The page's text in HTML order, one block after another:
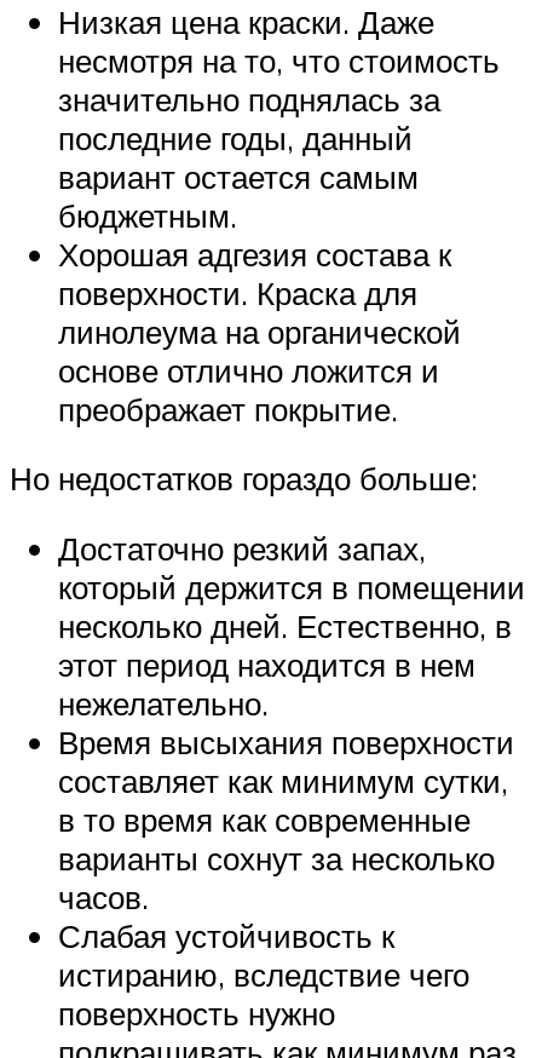
Низкая цена краски. Даже
несмотря на то, что стоимость
значительно поднялась за
последние годы, данный
вариант остается самым
бюджетным.
Хорошая адгезия состава к
поверхности. Краска для
линолеума на органической
основе отлично ложится и
преображает покрытие.
Но недостатков гораздо больше:
Достаточно резкий запах,
который держится в помещении
несколько дней. Естественно, в
этот период находится в нем
нежелательно.
Время высыхания поверхности
составляет как минимум сутки,
в то время как современные
варианты сохнут за несколько
часов.
Слабая устойчивость к
истиранию, вследствие чего
поверхность нужно